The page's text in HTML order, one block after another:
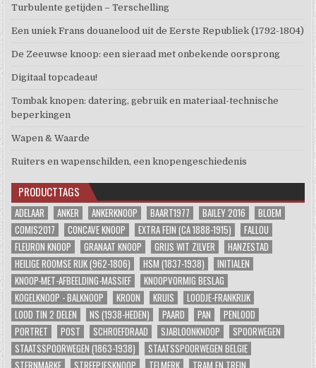
Turbulente getijden – Terschelling
Een uniek Frans douanelood uit de Eerste Republiek (1792-1804)
De Zeeuwse knoop: een sieraad met onbekende oorsprong
Digitaal topcadeau!
Tombak knopen: datering, gebruik en materiaal-technische
beperkingen
Wapen & Waarde
Ruiters en wapenschilden, een knopengeschiedenis
PRODUCTTAGS
ADELAAR ANKER ANKERKNOOP BAART1977 BAILEY 2016
BLOEM
COMIS2017
CONCAVE KNOOP EXTRA FEIN (CA 1888-1915)
FALLOU
FLEURON KNOOP
GRANAAT KNOOP GRIJS WIT ZILVER
HANZESTAD
HEILIGE ROOMSE RIJK (962-1806)
HSM (1837-1938)
INITIALEN
KNOOP-MET-AFBEELDING-MASSIEF
KNOOPVORMIG BESLAG
KOGELKNOOP - BALKNOOP
KROON KRUIS
LOODJE-FRANKRIJK
LOOD TIN 2 DELEN
NS (1938-HEDEN) PAARD PAN
PENLOOD
PORTRET
POST SCHROEFDRAAD SJABLOONKNOOP
SPOORWEGEN
STAATSSPOORWEGEN (1863-1938)
STAATSSPOORWEGEN BELGIE